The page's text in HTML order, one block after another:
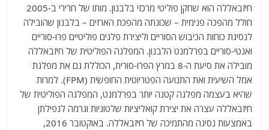
חיזבאללה הוא שחקן פוליטי מרכזי בלבנון. מותו של חרירי ב-2005
חולל מהפכה פנימית – שכונתה מהפכת הארזים – בלבנון שהובילה
לנסיגת כוחות הכיבוש הסוריים וליצירת פלגים פוליטיים פרו-סוריים
ואנטי-סוריים בפרלמנט הלבנון. המפלגה הפוליטית של חיזבאללה
מובילה את סיעת ה-8 במרץ הפרו-סורית, הכוללת גם את מפלגת
אמל השיעית ואת התנועה הפטריוטית החופשית (FPM). למרות
שהיא בעצמה מפלגה קטנה יותר בפרלמנט, המפלגה הפוליטית של
חיזבאללה עצרה את יצירת קואליציות שלטוניות וגרמה לנפילתן
באמצעות נסיגה מהתמיכה של חיזבאללה. באוקטובר 2016,